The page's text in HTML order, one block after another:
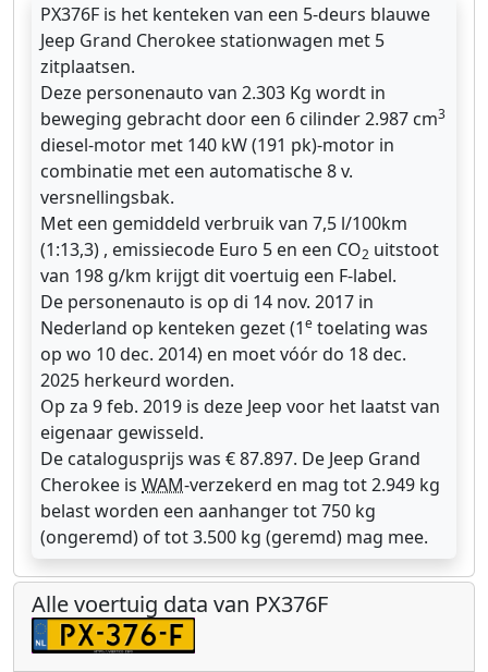
PX376F is het kenteken van een 5-deurs blauwe
Jeep Grand Cherokee stationwagen met 5
zitplaatsen.
Deze personenauto van 2.303 Kg wordt in
beweging gebracht door een 6 cilinder 2.987 cm3
diesel-motor met 140 kW (191 pk)-motor in
combinatie met een automatische 8 v.
versnellingsbak.
Met een gemiddeld verbruik van 7,5 l/100km
(1:13,3) , emissiecode Euro 5 en een CO2 uitstoot
van 198 g/km krijgt dit voertuig een F-label.
De personenauto is op di 14 nov. 2017 in
Nederland op kenteken gezet (1e toelating was
op wo 10 dec. 2014) en moet vóór do 18 dec.
2025 herkeurd worden.
Op za 9 feb. 2019 is deze Jeep voor het laatst van
eigenaar gewisseld.
De catalogusprijs was € 87.897. De Jeep Grand
Cherokee is WAM-verzekerd en mag tot 2.949 kg
belast worden een aanhanger tot 750 kg
(ongeremd) of tot 3.500 kg (geremd) mag mee.
Alle voertuig data van PX376F